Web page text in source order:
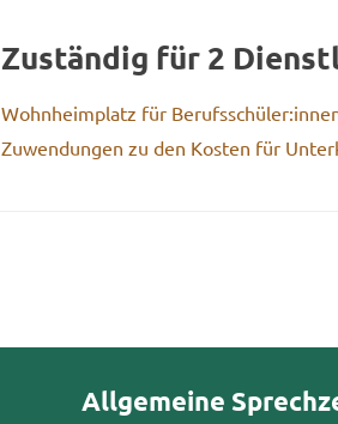
Zu­stän­dig für 2
Wohn­heim­platz für
Zu­wen­dun­gen zu den Kos­ten für
Allgemeine